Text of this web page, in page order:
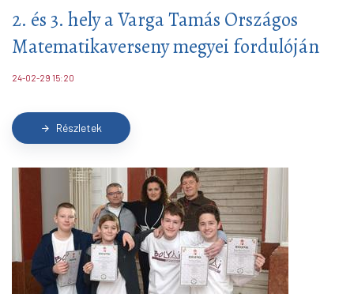
2. és 3. hely a Varga Tamás Országos
Matematikaverseny megyei fordulóján
24-02-29 15:20
arrow_forward Részletek